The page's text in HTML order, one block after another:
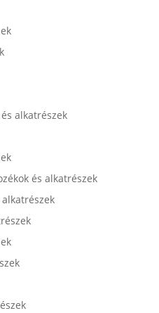
alkatrészek
és alkatrészek
alkatrészek